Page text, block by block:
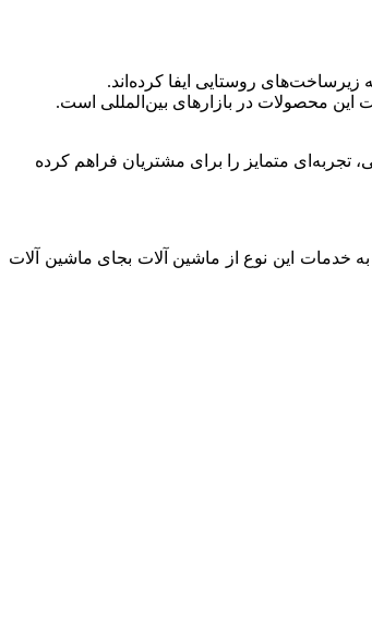
روستایی ایفا کرده‌اند.
محصولات در بازارهای بین‌المللی است.
تجربه‌ای متمایز را برای مشتریان فراهم کرده
خدمات این نوع از ماشین آلات بجای ماشین آلات